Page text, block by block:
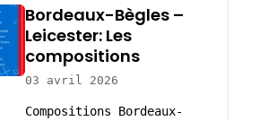
Bordeaux-Bègles –
Leicester: Les
compositions
03 avril 2026
Compositions Bordeaux-